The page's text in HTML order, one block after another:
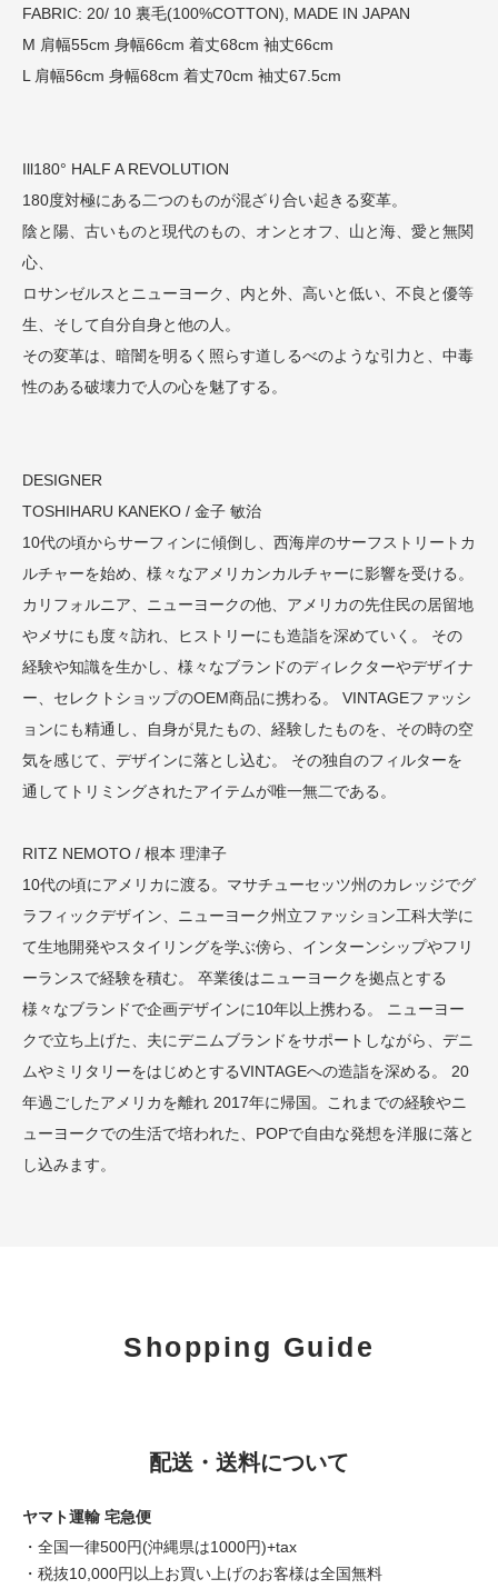
FABRIC: 20/ 10 裏毛(100%COTTON), MADE IN JAPAN
M 肩幅55cm 身幅66cm 着丈68cm 袖丈66cm
L 肩幅56cm 身幅68cm 着丈70cm 袖丈67.5cm
Ill180° HALF A REVOLUTION
180度対極にある二つのものが混ざり合い起きる変革。
陰と陽、古いものと現代のもの、オンとオフ、山と海、愛と無関
心、
ロサンゼルスとニューヨーク、内と外、高いと低い、不良と優等
生、そして自分自身と他の人。
その変革は、暗闇を明るく照らす道しるべのような引力と、中毒
性のある破壊力で人の心を魅了する。
DESIGNER
TOSHIHARU KANEKO / 金子 敏治
10代の頃からサーフィンに傾倒し、西海岸のサーフストリートカ
ルチャーを始め、様々なアメリカンカルチャーに影響を受ける。
カリフォルニア、ニューヨークの他、アメリカの先住民の居留地
やメサにも度々訪れ、ヒストリーにも造詣を深めていく。 その
経験や知識を生かし、様々なブランドのディレクターやデザイナ
ー、セレクトショップのOEM商品に携わる。 VINTAGEファッシ
ョンにも精通し、自身が見たもの、経験したものを、その時の空
気を感じて、デザインに落とし込む。 その独自のフィルターを
通してトリミングされたアイテムが唯一無二である。
RITZ NEMOTO / 根本 理津子
10代の頃にアメリカに渡る。マサチューセッツ州のカレッジでグ
ラフィックデザイン、ニューヨーク州立ファッション工科大学に
て生地開発やスタイリングを学ぶ傍ら、インターンシップやフリ
ーランスで経験を積む。 卒業後はニューヨークを拠点とする
様々なブランドで企画デザインに10年以上携わる。 ニューヨー
クで立ち上げた、夫にデニムブランドをサポートしながら、デニ
ムやミリタリーをはじめとするVINTAGEへの造詣を深める。 20
年過ごしたアメリカを離れ 2017年に帰国。これまでの経験やニ
ューヨークでの生活で培われた、POPで自由な発想を洋服に落と
し込みます。
Shopping Guide
配送・送料について
ヤマト運輸 宅急便
・全国一律500円(沖縄県は1000円)+tax
・税抜10,000円以上お買い上げのお客様は全国無料